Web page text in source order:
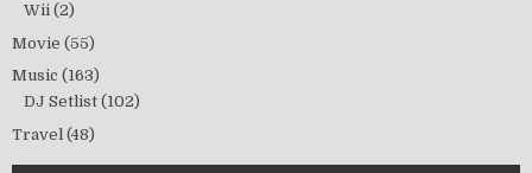
Wii (2)
Movie (55)
Music (163)
DJ Setlist (102)
Travel (48)